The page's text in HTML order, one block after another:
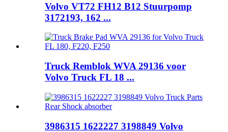
Volvo VT72 FH12 B12 Stuurpomp
3172193, 162 ...
Truck Remblok WVA 29136 voor
Volvo Truck FL 18 ...
3986315 1622227 3198849 Volvo